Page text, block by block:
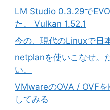
LM Studio 0.3.29で
た。 Vulkan 1.52.1
今の、現代のLinuxで日
netplanを使いこなせ。
い。
VMwareのOVA / OVFを
してみる